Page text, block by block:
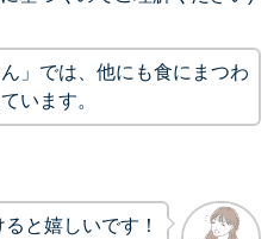
ん」では、他にも食にまつわ
います。
と嬉しいです！